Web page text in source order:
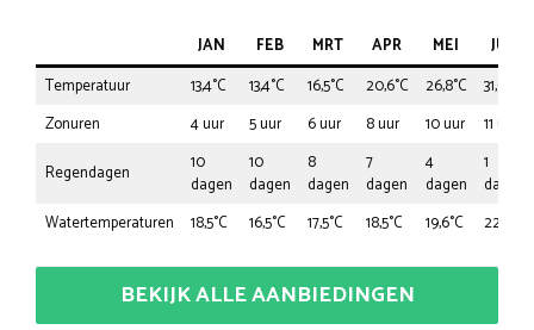
JAN FEB MRT APR MEI
JUN
Temperatuur
13,4°C 13,4°C 16,5°C 20,6°C 26,8°C
31,9°C
Zonuren
4 uur 5 uur 6 uur 8 uur 10 uur
11 uur
Regendagen
10
dagen
10
dagen
8
dagen
7
dagen
4
dagen
1
dagen
Watertemperaturen
18,5°C 16,5°C 17,5°C 18,5°C 19,6°C 22,7°C
BEKIJK ALLE AANBIEDINGEN